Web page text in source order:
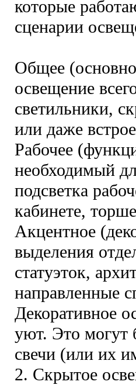
которые
сценарии
Общее
освещение
светильники,
или даже
Рабочее
необходимый
подсветка
кабинете,
Акцентное
выделения
статуэток,
направленные
Декоративное
уют. Это могут
свечи (или их
2. Скрытое